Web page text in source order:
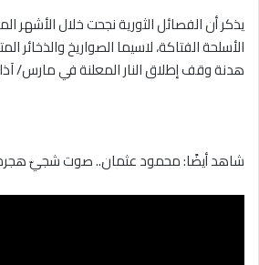
يذكر أن الفصائل الثورية نجحت خلال الأشهر
الأسلحة الفتاكة، لاسيما الصواريخ والذخائر
هدنة وقف إطلاق النار المعلنة في مارس/
شاهد أيضًا: محمود عثمان.. صوت شجيّ هجره